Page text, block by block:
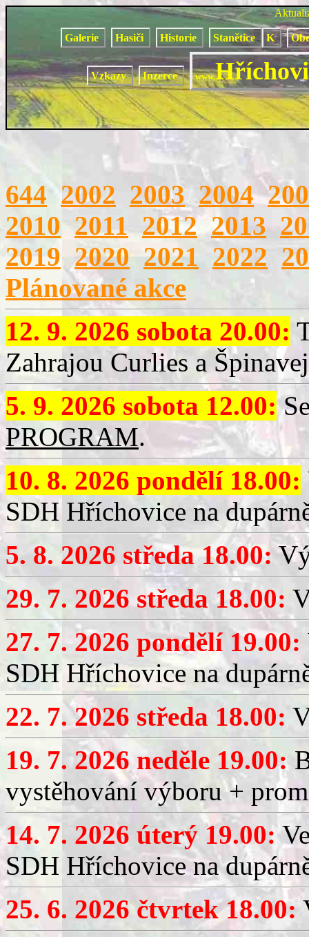
Galerie Hasiči Historie Stanětice K
Vzkazy Inzerce www.
644 2002 2003 2004
2010 2011 2012 2013
2019 2020 2021 2022
Plánované akce
12. 9. 2026 sobota 20.00:
Zahrajou Curlies a
5. 9. 2026 sobota 12.00:
PROGRAM.
10. 8. 2026 pondělí 18.00:
SDH Hříchovice na
5. 8. 2026 středa 18.00:
29. 7. 2026 středa 18.00:
27. 7. 2026 pondělí 19.00:
SDH Hříchovice na
22. 7. 2026 středa 18.00:
19. 7. 2026 neděle 19.00:
vystěhování výboru +
14. 7. 2026 úterý 19.00:
SDH Hříchovice na
25. 6. 2026 čtvrtek 18.00: